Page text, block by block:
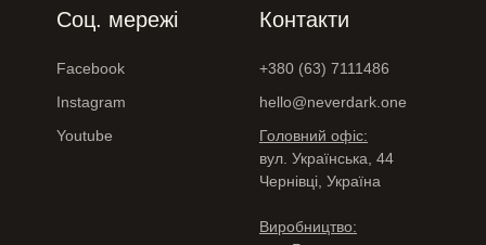
Соц. мережі
Facebook
Instagram
Youtube
Контакти
+380 (63) 7111486
hello@neverdark.one
Головний офіс:
вул. Українська, 44
Чернівці, Україна
Виробництво: